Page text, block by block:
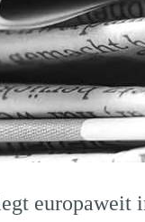
europaweit